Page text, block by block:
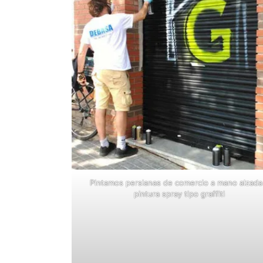
Pintamos persianas de comercio a mano
pintura spray tipo graffiti